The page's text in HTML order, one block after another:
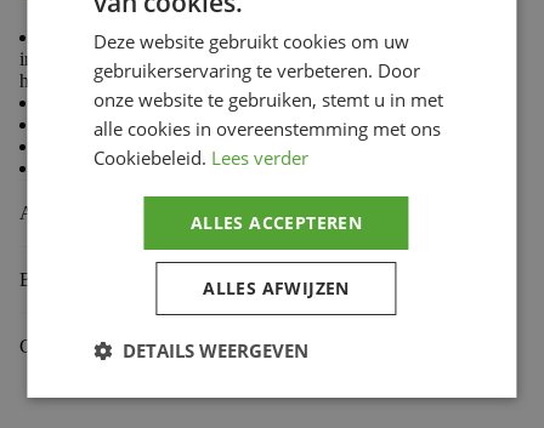
Thanks to its long experience acquired in competition
in collaboration with great teams, PBR offers a range of
high quality sprockets and crowns.
Very high quality 18NCD5 steel alloy
Very resistant to corrosion and abrasion
Reduced friction
Very strict manufacturing process
Aanvullende informatie
Beoordelingen (0)
Gekoppelde Motoren
Deze website gebruikt cookies om uw
gebruikerservaring te verbeteren. Door
onze website te gebruiken, stemt u in met
alle cookies in overeenstemming met ons
Cookiebeleid. Lees verder
ALLES ACCEPTEREN
ALLES AFWIJZEN
DETAILS WEERGEVEN